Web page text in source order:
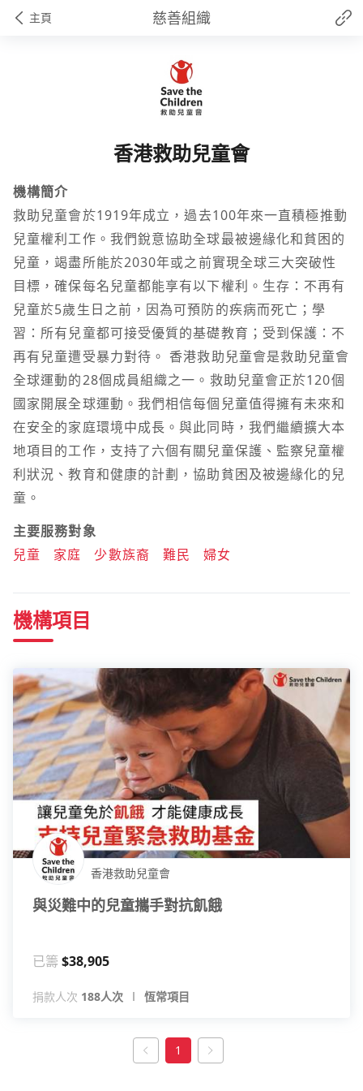
主頁 慈善組織
香港救助兒童會
機構簡介
救助兒童會於1919年成立，過去100年來一直積極推動
兒童權利工作。我們銳意協助全球最被邊緣化和貧困的
兒童，竭盡所能於2030年或之前實現全球三大突破性
目標，確保每名兒童都能享有以下權利。生存：不再有
兒童於5歲生日之前，因為可預防的疾病而死亡；學
習：所有兒童都可接受優質的基礎教育；受到保護：不
再有兒童遭受暴力對待。 香港救助兒童會是救助兒童會
全球運動的28個成員組織之一。救助兒童會正於120個
國家開展全球運動。我們相信每個兒童值得擁有未來和
在安全的家庭環境中成長。與此同時，我們繼續擴大本
地項目的工作，支持了六個有關兒童保護、監察兒童權
利狀況、教育和健康的計劃，協助貧困及被邊緣化的兒
童。
主要服務對象
兒童
家庭 少數族裔 難民 婦女
機構項目
香港救助兒童會
與災難中的兒童攜手對抗飢餓
已籌 $38,905
捐款人次 188人次 恆常項目
1